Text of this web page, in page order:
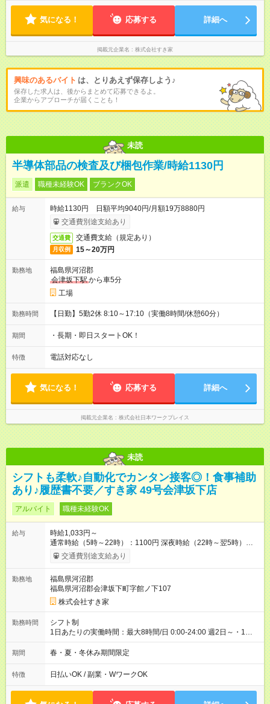
気になる！ 応募する 詳細へ
掲載元企業名 株式会社すき家
興味のあるバイト は、とりあえず保存しよう♪
保存した求人は、後からまとめて応募できるよ。
企業からアプローチが届くことも！
未読
半導体部品の検査及び梱包作業/時給1130円
派遣 職種未経験OK ブランクOK
給与
時給1130円 日額平均9040円/月額19万8880円
交通費別途支給あり
交通費 交通費支給（規定あり）
月収例 15～20万円
勤務地
福島県河沼郡
会津坂下駅から車5分
工場
勤務時間 【日勤】5勤2休 8:10～17:10（実働8時間/休憩60分）
期間 ・長期・即日スタートOK！
特徴 電話対応なし
気になる！ 応募する 詳細へ
掲載元企業名 株式会社日本ワークプレイス
未読
シフトも柔軟♪自動化でカンタン接客◎！食事補助
あり♪履歴書不要／すき家 49号会津坂下店
アルバイト 職種未経験OK
給与
時給1,033円～
通常時給（5時～22時）：1100円 深夜時給（22時～翌5時）：
1375円 高校生時給：1033円 【特別手当】早朝手当（5：00-9：
00）時給+150円 【試用期間】試用期間あり 試用期間の長さ：1
30日（※条件変更なし）ですが、切り上げで一ヶ月とさせてい
ただきます。 研修制度あり：15時間(研修中も同時給）
交通費別途支給あり
勤務地
福島県河沼郡
福島県河沼郡会津坂下町字館ノ下107
株式会社すき家
勤務時間
シフト制
1日あたりの実働時間：最大8時間/日 0:00-24:00 週2日～・1日
2h～OK ＜シフト例＞ 〇朝帯 5:00-9:00 〇昼帯 9:00-14:00 〇午
後帯 14:00-18:00 〇夜帯 18:00-22:00 〇深夜帯 22:00-翌5:00 基
ます♪
期間 春・夏・冬休み期間限定
特徴 日払いOK / 副業・WワークOK